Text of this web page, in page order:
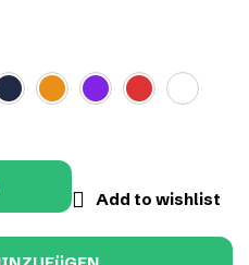
Add to wishlist